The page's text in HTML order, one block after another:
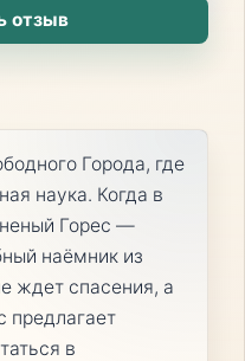
отзыв
Города, где
наука. Когда в
Горес —
наёмник из
ждет спасения, а
предлагает
в